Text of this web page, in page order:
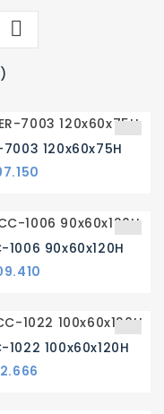

7003 120x60x75H
1006 90x60x120H
1022 100x60x120H